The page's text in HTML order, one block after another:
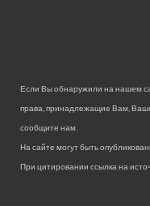
Если Вы обнаружили на нашем
права, принадлежащие Вам,
сообщите нам.
На сайте могут быть
При цитировании ссылка на